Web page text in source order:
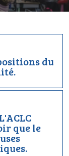
du
que le